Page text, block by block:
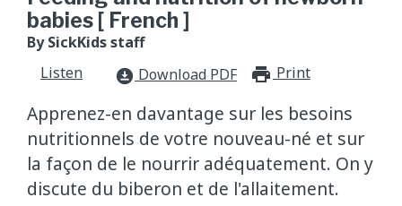
babies [ French ]
By SickKids staff
Listen
download_for_offline Download PDF Print
Apprenez-en davantage sur les besoins
nutritionnels de votre nouveau-né et sur
la façon de le nourrir adéquatement. On y
discute du biberon et de l'allaitement.